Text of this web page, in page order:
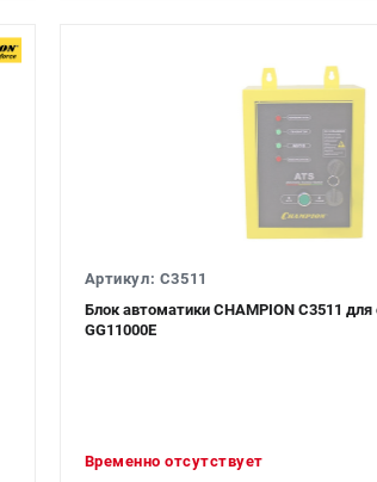
Артикул: C3511
Блок автоматики CHAMPION C3511 для
GG11000E
Временно отсутствует